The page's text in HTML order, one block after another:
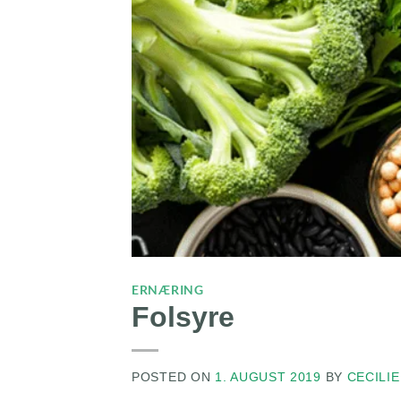
ERNÆRING
Folsyre
POSTED ON 1. AUGUST 2019 BY